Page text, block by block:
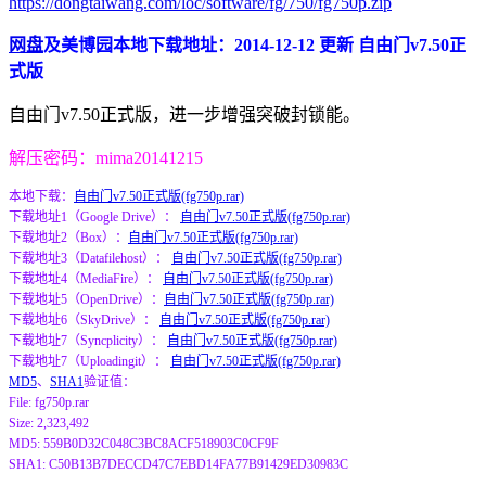
网盘及美博园本地下载地址：2014-12-12 更新 自由门v7.50正
式版
自由门v7.50正式版，进一步增强突破封锁能。
解压密码：mima20141215
本地下载：
自由门v7.50正式版(fg750p.rar)
下载地址1（Google Drive）：
自由门v7.50正式版(fg750p.rar)
下载地址2（Box）：
自由门v7.50正式版(fg750p.rar)
下载地址3（Datafilehost）：
自由门v7.50正式版(fg750p.rar)
下载地址4（MediaFire）：
自由门v7.50正式版(fg750p.rar)
下载地址5（OpenDrive）：
自由门v7.50正式版(fg750p.rar)
下载地址6（SkyDrive）：
自由门v7.50正式版(fg750p.rar)
下载地址7（Syncplicity）：
自由门v7.50正式版(fg750p.rar)
下载地址7（Uploadingit）：
自由门v7.50正式版(fg750p.rar)
MD5、 SHA1验证值：
File: fg750p.rar
Size: 2,323,492
MD5: 559B0D32C048C3BC8ACF518903C0CF9F
SHA1: C50B13B7DECCD47C7EBD14FA77B91429ED30983C